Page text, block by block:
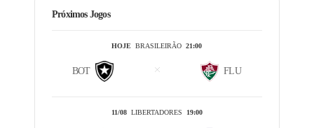
Próximos Jogos
HOJE BRASILEIRÃO21:00
BOT FLU
11/08LIBERTADORES 19:00